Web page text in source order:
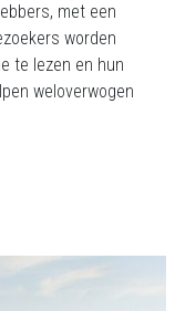
met een
worden
te lezen en hun
weloverwogen